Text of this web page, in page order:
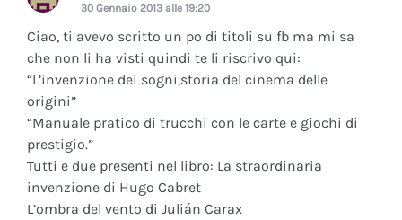
30 Gennaio 2013 alle 19:20
Ciao, ti avevo scritto un po di titoli su fb ma mi sa
che non li ha visti quindi te li riscrivo qui:
“L’invenzione dei sogni,storia del cinema delle
origini”
“Manuale pratico di trucchi con le carte e giochi di
prestigio.”
Tutti e due presenti nel libro: La straordinaria
invenzione di Hugo Cabret
L’ombra del vento di Julián Carax